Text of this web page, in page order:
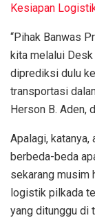
Kesiapan
“Pihak Banwas
kita melalui
diprediksi dulu
transportasi
Herson B. Aden,
Apalagi,
berbeda-beda
sekarang musim
logistik pilkada
yang ditunggu di